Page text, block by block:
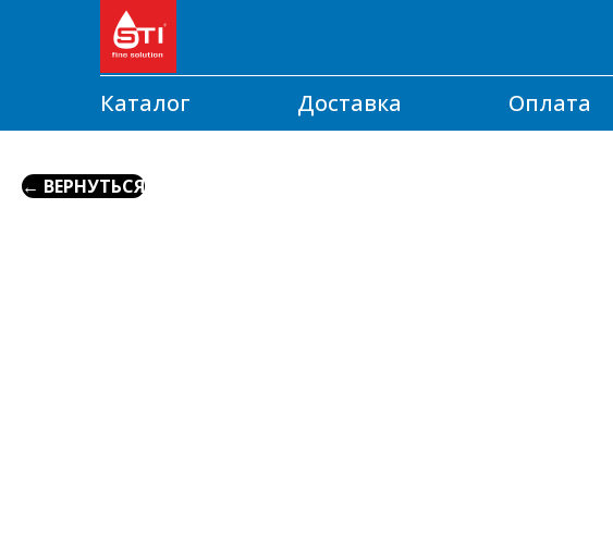
Каталог Доставка Оплата
← ВЕРНУТЬСЯ